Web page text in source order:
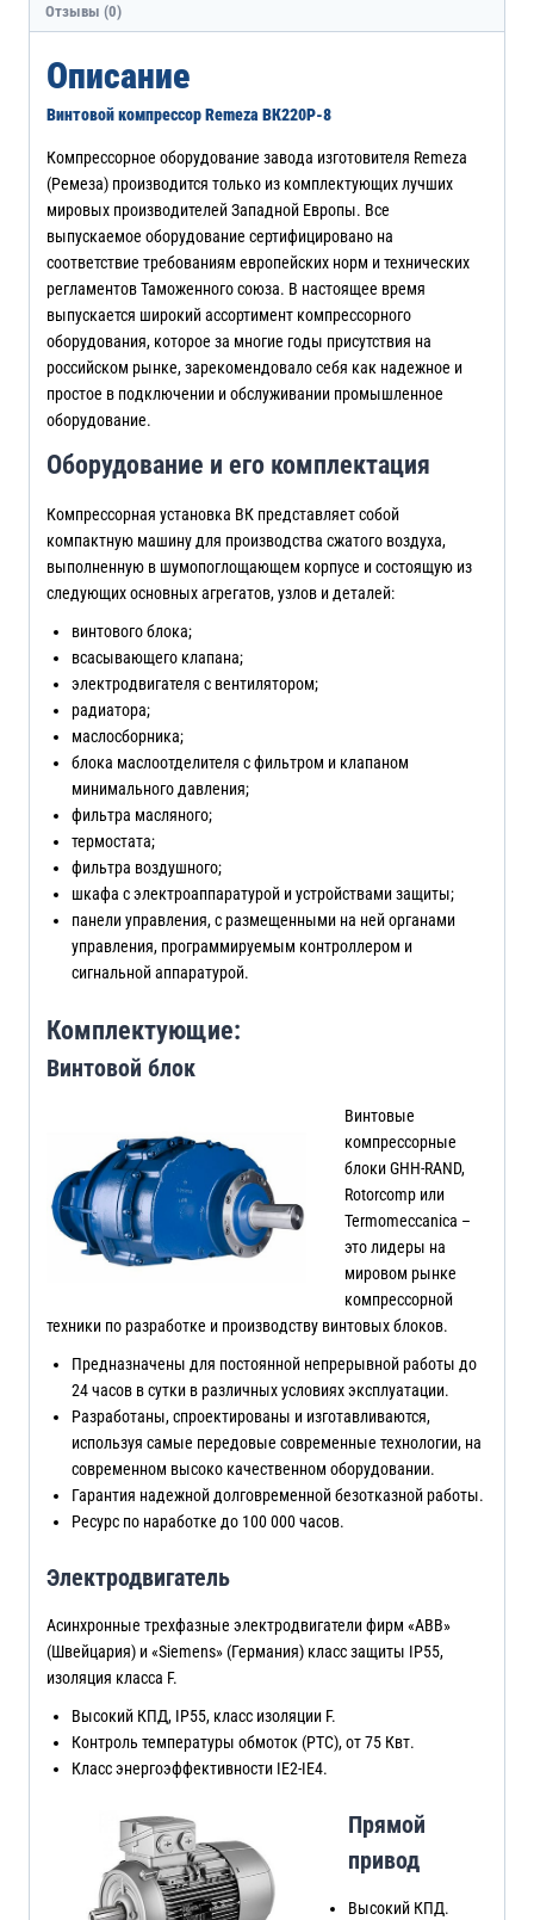
Отзывы (0)
Описание
Винтовой компрессор Remeza ВК220Р-8
Компрессорное оборудование завода изготовителя Remeza
(Ремеза) производится только из комплектующих лучших
мировых производителей Западной Европы. Все
выпускаемое оборудование сертифицировано на
соответствие требованиям европейских норм и технических
регламентов Таможенного союза. В настоящее время
выпускается широкий ассортимент компрессорного
оборудования, которое за многие годы присутствия на
российском рынке, зарекомендовало себя как надежное и
простое в подключении и обслуживании промышленное
оборудование.
Оборудование и его комплектация
Компрессорная установка ВК представляет собой
компактную машину для производства сжатого воздуха,
выполненную в шумопоглощающем корпусе и состоящую из
следующих основных агрегатов, узлов и деталей:
винтового блока;
всасывающего клапана;
электродвигателя с вентилятором;
радиатора;
маслосборника;
блока маслоотделителя с фильтром и клапаном
минимального давления;
фильтра масляного;
термостата;
фильтра воздушного;
шкафа с электроаппаратурой и устройствами защиты;
панели управления, с размещенными на ней органами
управления, программируемым контроллером и
сигнальной аппаратурой.
Комплектующие:
Винтовой блок
Винтовые
компрессорные
блоки GHH-RAND,
Rotorcomp или
Termomeccanica –
это лидеры на
мировом рынке
компрессорной
техники по разработке и производству винтовых блоков.
Предназначены для постоянной непрерывной работы до
24 часов в сутки в различных условиях эксплуатации.
Разработаны, спроектированы и изготавливаются,
используя самые передовые современные технологии, на
современном высоко качественном оборудовании.
Гарантия надежной долговременной безотказной работы.
Ресурс по наработке до 100 000 часов.
Электродвигатель
Асинхронные трехфазные электродвигатели фирм «ABB»
(Швейцария) и «Siemens» (Германия) класс защиты IP55,
изоляция класса F.
Высокий КПД, IP55, класс изоляции F.
Контроль температуры обмоток (PTC), от 75 Квт.
Класс энергоэффективности IE2-IE4.
Прямой
привод
Высокий КПД.